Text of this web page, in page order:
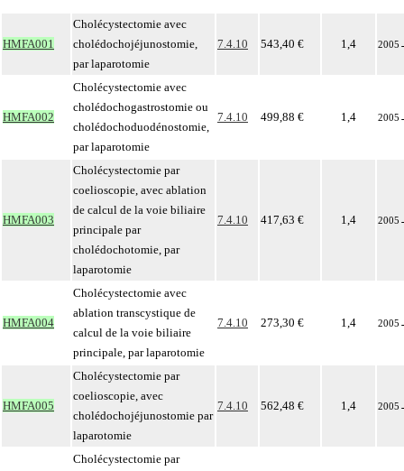
HMFA001
Cholécystectomie avec
cholédochojéjunostomie,
par laparotomie
7.4.10 543,40 € 1,4 2005
HMFA002
Cholécystectomie avec
cholédochogastrostomie ou
cholédochoduodénostomie,
par laparotomie
7.4.10 499,88 € 1,4 2005
HMFA003
Cholécystectomie par
coelioscopie, avec ablation
de calcul de la voie biliaire
principale par
cholédochotomie, par
laparotomie
7.4.10 417,63 € 1,4 2005
HMFA004
Cholécystectomie avec
ablation transcystique de
calcul de la voie biliaire
principale, par laparotomie
7.4.10 273,30 € 1,4 2005
HMFA005
Cholécystectomie par
coelioscopie, avec
cholédochojéjunostomie par
laparotomie
7.4.10 562,48 € 1,4 2005
Cholécystectomie par